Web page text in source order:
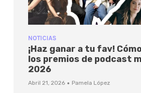
NOTICIAS
¡Haz ganar a tu fav!
los premios de podcast
2026
Abril 21, 2026 · Pamela López